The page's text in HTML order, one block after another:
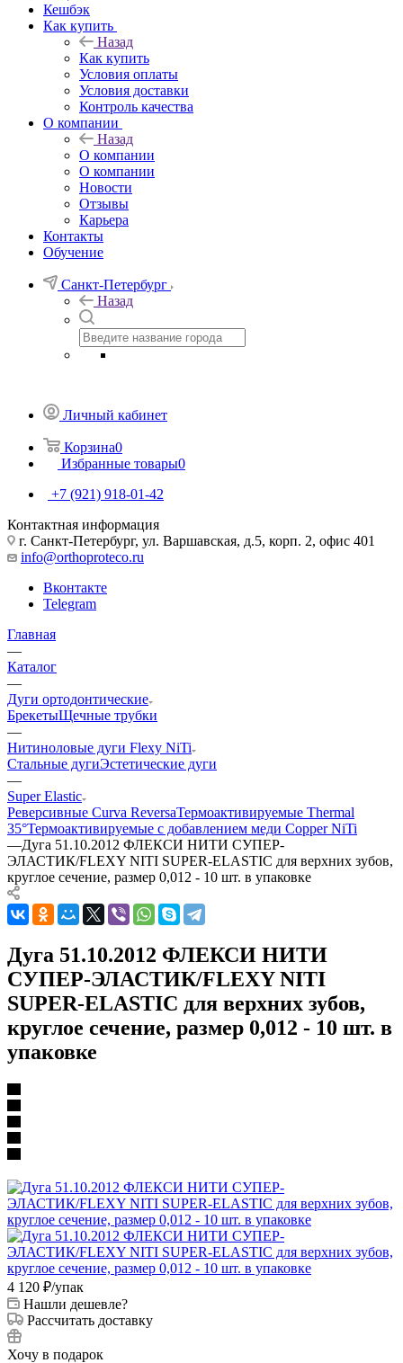
Кешбэк
Как купить
Назад
Как купить
Условия оплаты
Условия доставки
Контроль качества
О компании
Назад
О компании
О компании
Новости
Отзывы
Карьера
Контакты
Обучение
Санкт-Петербург
Назад
Личный кабинет
Корзина0
Избранные товары0
+7 (921) 918-01-42
Контактная информация
г. Санкт-Петербург, ул. Варшавская, д.5, корп. 2, офис 401
info@orthoproteco.ru
Вконтакте
Telegram
Главная
—
Каталог
—
Дуги ортодонтические
БрекетыЩечные трубки
—
Нитиноловые дуги Flexy NiTi
Стальные дугиЭстетические дуги
—
Super Elastic
Реверсивные Curva ReversaТермоактивируемые Thermal
35°Термоактивируемые с добавлением меди Copper NiTi
—Дуга 51.10.2012 ФЛЕКСИ НИТИ СУПЕР-
ЭЛАСТИК/FLEXY NITI SUPER-ELASTIC для верхних зубов,
круглое сечение, размер 0,012 - 10 шт. в упаковке
Дуга 51.10.2012 ФЛЕКСИ НИТИ
СУПЕР-ЭЛАСТИК/FLEXY NITI
SUPER-ELASTIC для верхних зубов,
круглое сечение, размер 0,012 - 10 шт. в
упаковке
4 120 ₽/упак
Нашли дешевле?
Рассчитать доставку
Хочу в подарок